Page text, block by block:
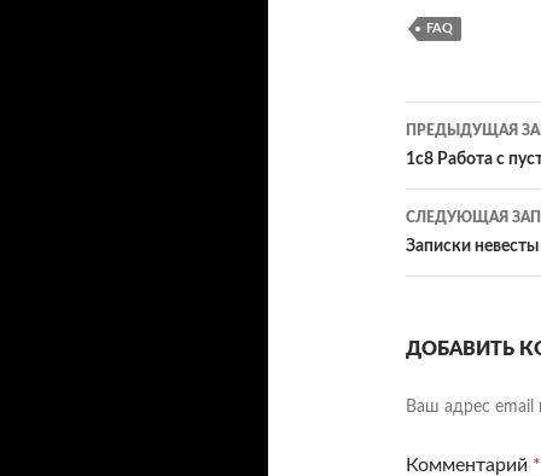
gr
m
FAQ
по
записям
ПРЕДЫДУЩАЯ
1c8 Работа с
СЛЕДУЮЩАЯ
Записки
ДОБАВИТЬ
Ваш адрес email
Комментарий *